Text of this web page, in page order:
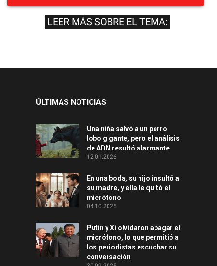
LEER MÁS SOBRE EL TEMA:
ÚLTIMAS NOTICIAS
Una niña salvó a un perro
lobo gigante, pero el análisis
de ADN resultó alarmante
12.01.2026
En una boda, su hijo insultó a
su madre, y ella le quitó el
micrófono
04.10.2025
Putin y Xi olvidaron apagar el
micrófono, lo que permitió a
los periodistas escuchar su
conversación